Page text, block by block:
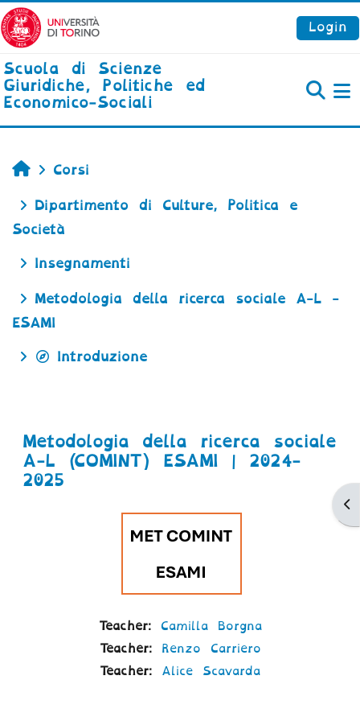
Vai al contenuto principale
Login
Scuola di Scienze
Giuridiche, Politiche ed
Economico-Sociali
Home
Corsi
Dipartimento di Culture, Politica e
Società
Insegnamenti
Metodologia della ricerca sociale A-L -
ESAMI
Introduzione
Metodologia della ricerca sociale
A-L (COMINT) ESAMI | 2024-
2025
Teacher: Camilla Borgna
Teacher: Renzo Carriero
Teacher: Alice Scavarda